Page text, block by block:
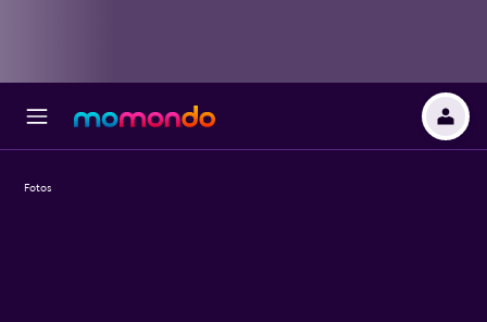
Fotos